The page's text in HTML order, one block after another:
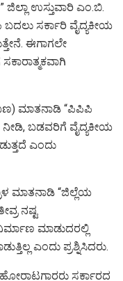
ಉಸ್ತುವಾರಿ ಎಂ.ಬಿ.
ಸರ್ಕಾರಿ ವೈದ್ಯಕೀಯ
ಈಗಾಗಲೇ
ಮಾತನಾಡಿ “ಪಿಪಿಪಿ
ಬಡವರಿಗೆ ವೈದ್ಯಕೀಯ
ಎಂದು
ಮಾತನಾಡಿ “ಜಿಲ್ಲೆಯ
ನಷ್ಟ
ನಿರ್ಮಾಣ ಮಾಡುದರಲ್ಲಿ
ಎಂದು ಪ್ರಶ್ನಿಸಿದರು.
ಸರ್ಕಾರದ